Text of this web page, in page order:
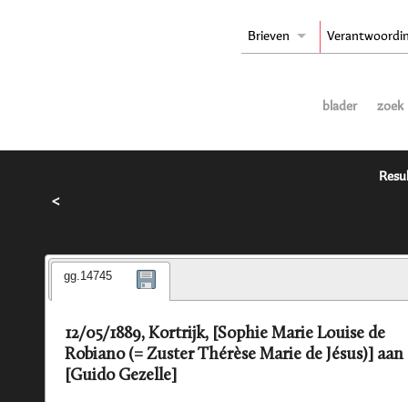
Brieven
blader zoek
<
gg.14745
12/05/1889, Kortrijk, [Sophie Marie Louise de
Robiano (= Zuster Thérèse Marie de Jésus)] aan
[Guido Gezelle]